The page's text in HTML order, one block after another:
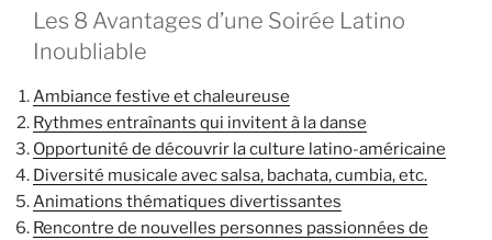
Les 8 Avantages d’une Soirée Latino
Inoubliable
Ambiance festive et chaleureuse
Rythmes entraînants qui invitent à la danse
Opportunité de découvrir la culture latino-américaine
Diversité musicale avec salsa, bachata, cumbia, etc.
Animations thématiques divertissantes
Rencontre de nouvelles personnes passionnées de